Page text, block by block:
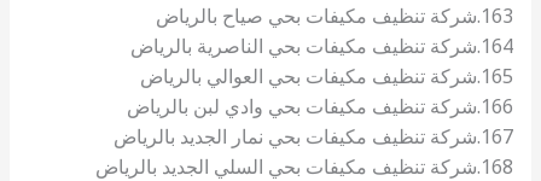
163.شركة تنظيف مكيفات بحي صياح بالرياض
164.شركة تنظيف مكيفات بحي الناصرية بالرياض
165.شركة تنظيف مكيفات بحي العوالي بالرياض
166.شركة تنظيف مكيفات بحي وادي لبن بالرياض
167.شركة تنظيف مكيفات بحي نمار الجديد بالرياض
168.شركة تنظيف مكيفات بحي السلي الجديد بالرياض